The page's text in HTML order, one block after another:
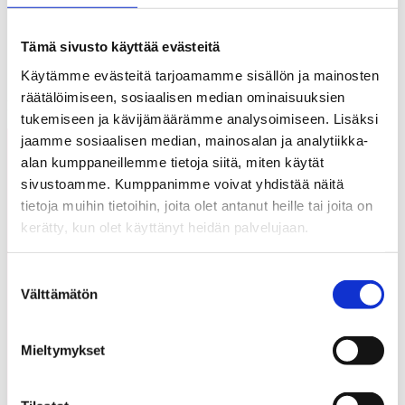
Tämä sivusto käyttää evästeitä
Käytämme evästeitä tarjoamamme sisällön ja mainosten
räätälöimiseen, sosiaalisen median ominaisuuksien
tukemiseen ja kävijämäärämme analysoimiseen. Lisäksi
jaamme sosiaalisen median, mainosalan ja analytiikka-
alan kumppaneillemme tietoja siitä, miten käytät
sivustoamme. Kumppanimme voivat yhdistää näitä
tietoja muihin tietoihin, joita olet antanut heille tai joita on
kerätty, kun olet käyttänyt heidän palvelujaan.
valinta
Välttämätön
Mieltymykset
Sorry, but nothing was found. Please try a search with different
keywords.